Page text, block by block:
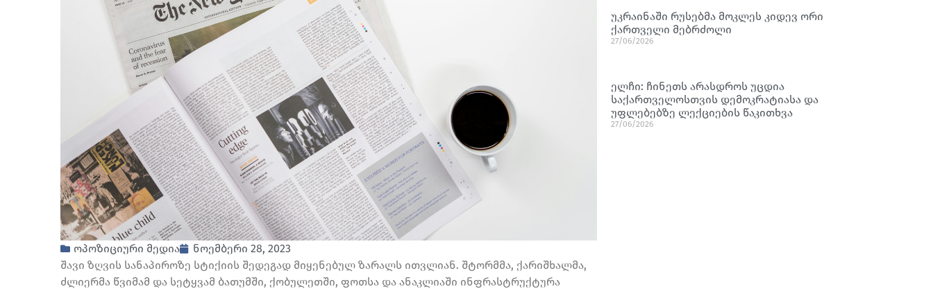
ოპოზიციური მედია
ნოემბერი 28, 2023
შავი ზღვის სანაპიროზე სტიქიის შედეგად მიყენებულ ზარალს ითვლიან. შტორმმა, ქარიშხალმა,
ძლიერმა წვიმამ და სეტყვამ ბათუმში, ქობულეთში, ფოთსა და ანაკლიაში ინფრასტრუქტურა
უკრაინაში რუსებმა მოკლეს კიდევ ორი
ქართველი მებრძოლი
27/06/2026
ელჩი: ჩინეთს არასდროს უცდია
საქართველოსთვის დემოკრატიასა და
უფლებებზე ლექციების წაკითხვა
27/06/2026